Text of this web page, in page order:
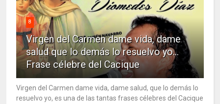
8
Virgen del Carmen dame vida, dame
salud que lo demás lo resuelvo yo…
Frase célebre del Cacique
Virgen del Carmen dame vida, dame salud, que lo demás lo
resuelvo yo, es una de las tantas frases célebres del Cacique